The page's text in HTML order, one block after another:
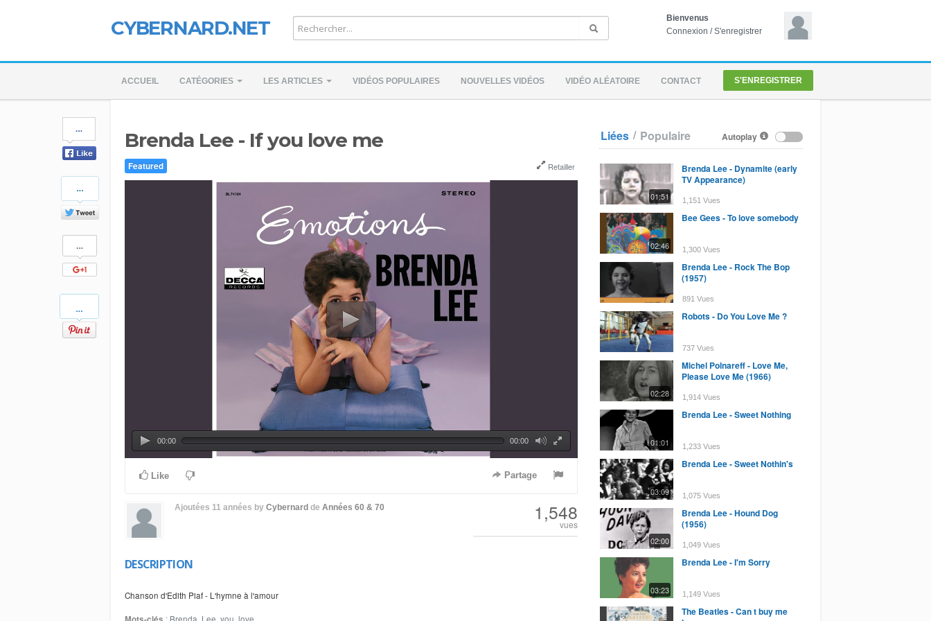
CYBERNARD.NET
Bienvenus
Connexion /S'enregistrer
ACCUEIL CATÉGORIES LES ARTICLES VIDÉOS POPULAIRES NOUVELLES VIDÉOS VIDÉO ALÉATOIRE CONTACT S'ENREGISTRER
on
Facebook
Share
on
Twitter
Share
on
Google+
Pinterest
Brenda Lee - If you love me
Featured Retailler
00:00 00:00
Like Partage
Ajoutées 11 années by Cybernard de Années 60 & 70 1,548
vues
DESCRIPTION
Chanson d'Edith Piaf - L'hymne à l'amour
Autoplay
Liées / Populaire
01:51
Brenda Lee - Dynamite (early
TV Appearance)
1,151 Vues
02:46
Bee Gees - To love somebody
1,300 Vues
Brenda Lee - Rock The Bop
(1957)
891 Vues
Robots - Do You Love Me ?
737 Vues
02:28
Michel Polnareff - Love Me,
Please Love Me (1966)
1,914 Vues
01:01
Brenda Lee - Sweet Nothing
1,233 Vues
03:09
Brenda Lee - Sweet Nothin's
1,075 Vues
02:00
Brenda Lee - Hound Dog
(1956)
1,049 Vues
03:23
Brenda Lee - I'm Sorry
1,149 Vues
The Beatles - Can t buy me